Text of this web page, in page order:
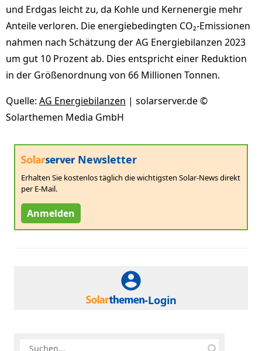
und Erdgas leicht zu, da Kohle und Kernenergie mehr
Anteile verloren. Die energiebedingten CO₂-Emissionen
nahmen nach Schätzung der AG Energiebilanzen 2023
um gut 10 Prozent ab. Dies entspricht einer Reduktion
in der Größenordnung von 66 Millionen Tonnen.
Quelle: AG Energiebilanzen | solarserver.de ©
Solarthemen Media GmbH
Newsletter
Erhalten Sie kostenlos täglich die wichtigsten Solar-News direkt
per E-Mail.
Anmelden
-Login